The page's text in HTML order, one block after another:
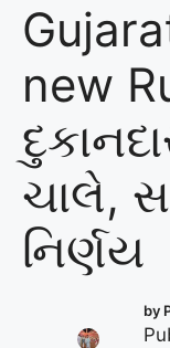
new
ચાલે,
નિર્ણય
by